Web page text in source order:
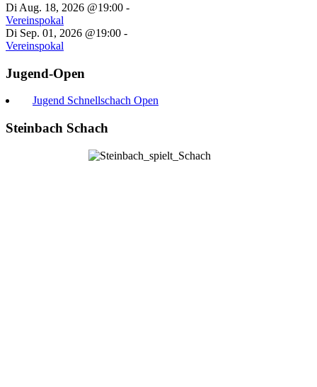
Di Aug. 18, 2026 @19:00 -
Vereinspokal
Di Sep. 01, 2026 @19:00 -
Vereinspokal
Jugend-Open
Jugend Schnellschach Open
Steinbach Schach